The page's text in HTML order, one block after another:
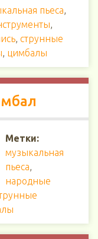
пьеса,
,
, струнные
, цимбалы
Метки:
музыкальная
пьеса,
народные